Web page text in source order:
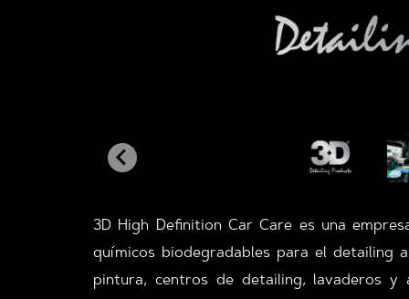
3D High Definition Car Care es una
químicos biodegradables para el detailing
pintura, centros de detailing, lavaderos y